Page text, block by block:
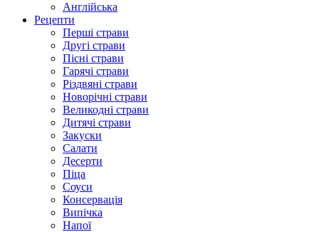
Англійська
Рецепти
Перші страви
Другі страви
Пісні страви
Гарячі страви
Різдвяні страви
Новорічні страви
Великодні страви
Дитячі страви
Закуски
Салати
Десерти
Піца
Соуси
Консервація
Випічка
Напої